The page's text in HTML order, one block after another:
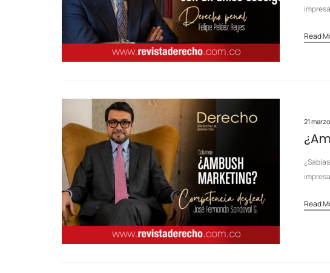
Read
21
Read